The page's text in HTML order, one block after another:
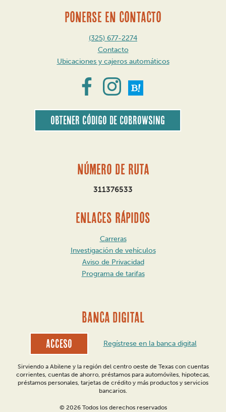
PONERSE EN CONTACTO
(325) 677-2274
Contacto
Ubicaciones y cajeros automáticos
Obtener código de CoBrowsing
Número de ruta
311376533
ENLACES RÁPIDOS
Carreras
Investigación de vehículos
Aviso de Privacidad
Programa de tarifas
BANCA DIGITAL
Acceso Regístrese en la banca digital
Sirviendo a Abilene y la región del centro oeste de Texas con cuentas
corrientes, cuentas de ahorro, préstamos para automóviles, hipotecas,
préstamos personales, tarjetas de crédito y más productos y servicios
bancarios.
© 2026 Todos los derechos reservados